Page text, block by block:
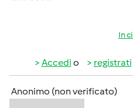
In
Accedi o registrati
Anonimo (non verificato)